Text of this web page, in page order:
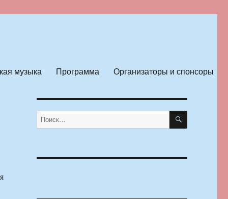
музыка Программа Организаторы и спонсоры
Искать: ПОИСК